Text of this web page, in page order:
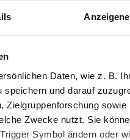
Daten, wie z. B.
und darauf
Zielgruppenforschung
Zwecke nutzt. Sie
Symbol ändern oder
Advertisement